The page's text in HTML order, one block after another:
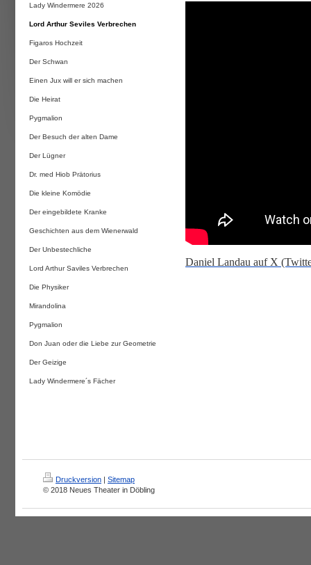
Lady Windermere 2026
Lord Arthur Seviles Verbrechen
Figaros Hochzeit
Der Schwan
Einen Jux will er sich machen
Die Heirat
Pygmalion
Der Besuch der alten Dame
Der Lügner
Dr. med Hiob Prätorius
Die kleine Komödie
Der eingebildete Kranke
Geschichten aus dem Wienerwald
Der Unbestechliche
Lord Arthur Saviles Verbrechen
Die Physiker
Mirandolina
Pygmalion
Don Juan oder die Liebe zur Geometrie
Der Geizige
Lady Windermere´s Fächer
Daniel Landau auf X
Druckversion | Sitemap
© 2018 Neues Theater in Döbling